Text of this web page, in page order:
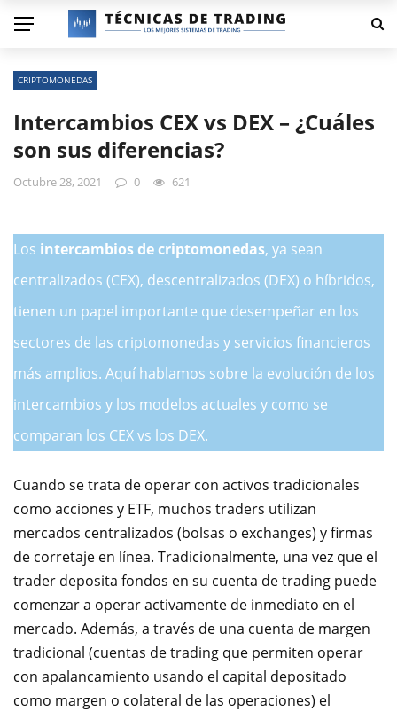
CRIPTOMONEDAS
Intercambios CEX vs DEX – ¿Cuáles
son sus diferencias?
Octubre 28, 2021 0 621
Los intercambios de criptomonedas, ya sean
centralizados (CEX), descentralizados (DEX) o híbridos,
tienen un papel importante que desempeñar en los
sectores de las criptomonedas y servicios financieros
más amplios. Aquí hablamos sobre la evolución de los
intercambios y los modelos actuales y como se
comparan los CEX vs los DEX.
Cuando se trata de operar con activos tradicionales
como acciones y ETF, muchos traders utilizan
mercados centralizados (bolsas o exchanges) y firmas
de corretaje en línea. Tradicionalmente, una vez que el
trader deposita fondos en su cuenta de trading puede
comenzar a operar activamente de inmediato en el
mercado. Además, a través de una cuenta de margen
tradicional (cuentas de trading que permiten operar
con apalancamiento usando el capital depositado
como margen o colateral de las operaciones) el